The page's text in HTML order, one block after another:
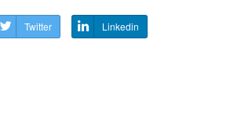
Twitter Linkedin